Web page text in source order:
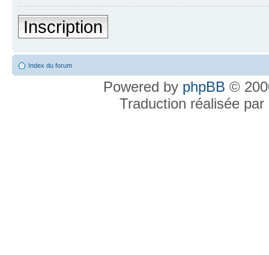
Inscription
Index du forum
Powered by phpBB ©
Traduction réalisée par